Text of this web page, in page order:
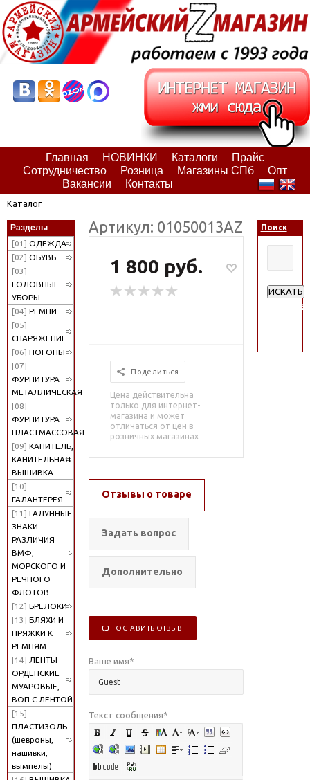
Главная НОВИНКИ Каталоги
Прайс
Сотрудничество
Розница Магазины СПб
Опт
Вакансии
Контакты
Каталог
Разделы
[01] ОДЕЖДА
[02] ОБУВЬ
[03]
ГОЛОВНЫЕ
УБОРЫ
[04] РЕМНИ
[05]
СНАРЯЖЕНИЕ
[06] ПОГОНЫ
[07]
ФУРНИТУРА
МЕТАЛЛИЧЕСКАЯ
[08]
ФУРНИТУРА
ПЛАСТМАССОВАЯ
[09] КАНИТЕЛЬ,
КАНИТЕЛЬНАЯ
ВЫШИВКА
[10]
ГАЛАНТЕРЕЯ
[11] ГАЛУННЫЕ
ЗНАКИ
РАЗЛИЧИЯ
ВМФ,
МОРСКОГО И
РЕЧНОГО
ФЛОТОВ
[12] БРЕЛОКИ
[13] БЛЯХИ И
ПРЯЖКИ К
РЕМНЯМ
[14] ЛЕНТЫ
ОРДЕНСКИЕ
МУАРОВЫЕ,
ВОП С ЛЕНТОЙ
[15]
ПЛАСТИЗОЛЬ
(шевроны,
нашивки,
вымпелы)
Артикул: 01050013АZ
1 800 руб.
Поделиться
Цена действительна
только для интернет-
магазина и может
отличаться от цен в
розничных магазинах
Отзывы о товаре
Задать вопрос
Дополнительно
ОСТАВИТЬ ОТЗЫВ
Ваше имя*
Текст сообщения*
Поиск
ИСКАТЬ